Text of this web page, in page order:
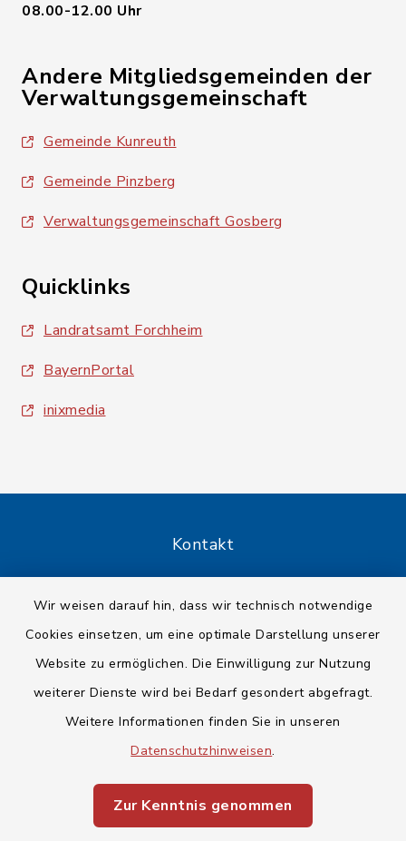
Wir weisen darauf hin, dass wir technisch notwendige
Cookies einsetzen, um eine optimale Darstellung unserer
Website zu ermöglichen. Die Einwilligung zur Nutzung
weiterer Dienste wird bei Bedarf gesondert abgefragt.
Weitere Informationen finden Sie in unseren
Datenschutzhinweisen.
Zur Kenntnis genommen
08.00-12.00 Uhr
Andere Mitgliedsgemeinden der
Verwaltungsgemeinschaft
Gemeinde Kunreuth
Gemeinde Pinzberg
Verwaltungsgemeinschaft Gosberg
Quicklinks
Landratsamt Forchheim
BayernPortal
inixmedia
Kontakt
Datenschutz
Impressum
Sitemap
Cookie-Einstellungen